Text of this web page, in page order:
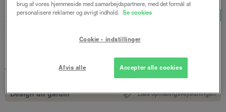
Astrid plisségardin up and
Bygrå - Honeycomb
fra
Design dit gardin Læs opmålingsvejledningen
brug af vores hjemmeside med samarbejdspartnere, med det formål at
personalisere reklamer og øvrigt indhold. Se cookies
Cookie - indstillinger
Afvis alle Accepter alle cookies